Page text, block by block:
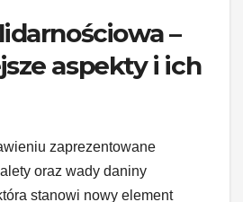
–
aspekty i ich
zaprezentowane
oraz wady daniny
stanowi nowy element